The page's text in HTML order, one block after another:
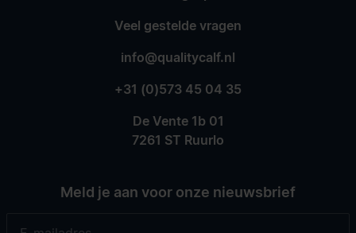
Veel gestelde vragen
info@qualitycalf.nl
+31 (0)573 45 04 35
De Vente 1b 01
7261 ST Ruurlo
Meld je aan voor onze nieuwsbrief